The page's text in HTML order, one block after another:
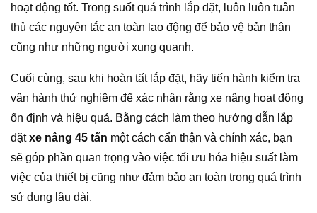
hoạt động tốt. Trong suốt quá trình lắp đặt, luôn luôn tuân
thủ các nguyên tắc an toàn lao động để bảo vệ bản thân
cũng như những người xung quanh.
Cuối cùng, sau khi hoàn tất lắp đặt, hãy tiến hành kiểm tra
vận hành thử nghiệm để xác nhận rằng xe nâng hoạt động
ổn định và hiệu quả. Bằng cách làm theo hướng dẫn lắp
đặtxe nâng 45 tấn một cách cẩn thận và chính xác, bạn
sẽ góp phần quan trọng vào việc tối ưu hóa hiệu suất làm
việc của thiết bị cũng như đảm bảo an toàn trong quá trình
sử dụng lâu dài.